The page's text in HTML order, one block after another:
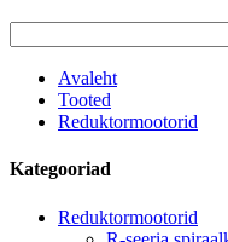
Avaleht
Tooted
Reduktormootorid
Kategooriad
Reduktormootorid